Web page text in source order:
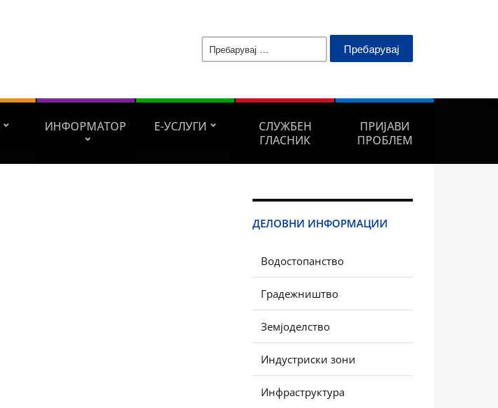
Пребарувај
ИНФОРМАТОР Е-УСЛУГИ
СЛУЖБЕН
ГЛАСНИК
ПРИЈАВИ
ПРОБЛЕМ
ДЕЛОВНИ ИНФОРМАЦИИ
Водостопанство
Градежништво
Земјоделство
Индустриски зони
Инфраструктура